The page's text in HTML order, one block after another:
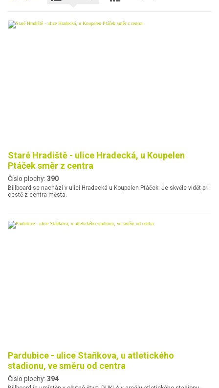
Staré Hradiště - ulice Hradecká, u Koupelen
Ptáček směr z centra
Číslo plochy: 390
Billboard se nachází v ulici Hradecká u Koupelen Ptáček. Je skvěle vidět při
cestě z centra města.
Pardubice - ulice Staňkova, u atletického
stadionu, ve směru od centra
Číslo plochy: 394